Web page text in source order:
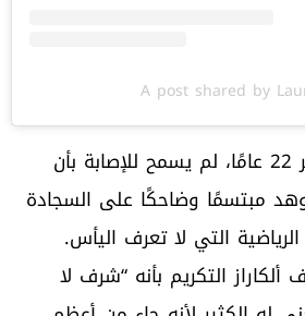
A post shared by
ألكاراز، البالغ من العمر 22 عامًا، لم يسمح للإصابة بأن
مبتسمًا وضاحكًا على السجادة
التي لا تعرف اليأس.
التكريم بأنه “شرف لا